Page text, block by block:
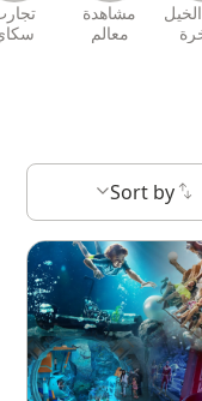
مشاهدة
معالم
Sort by